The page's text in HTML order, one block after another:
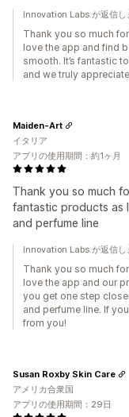
Innovation Labs.が返信
Thank you so much
love the app and find
smooth. It’s fantastic
and we truly
Thank you so much
fantastic products as
and perfume line
Maiden-Art
イタリア
アプリの使用期間：約1ヶ月
Innovation Labs.が返信
Thank you so much
love the app and our
you get one step
and perfume line. If
from you!
Susan Roxby Skin Care
アメリカ合衆国
アプリの使用期間：29日